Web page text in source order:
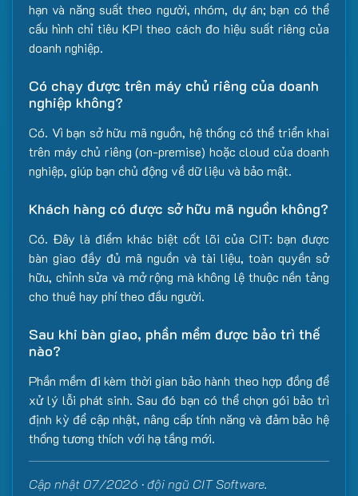
hạn và năng suất theo người, nhóm, dự án; bạn có thể
cấu hình chỉ tiêu KPI theo cách đo hiệu suất riêng của
doanh nghiệp.
Có chạy được trên máy chủ riêng của doanh
nghiệp không?
Có. Vì bạn sở hữu mã nguồn, hệ thống có thể triển khai
trên máy chủ riêng (on-premise) hoặc cloud của doanh
nghiệp, giúp bạn chủ động về dữ liệu và bảo mật.
Khách hàng có được sở hữu mã nguồn không?
Có. Đây là điểm khác biệt cốt lõi của CIT: bạn được
bàn giao đầy đủ mã nguồn và tài liệu, toàn quyền sở
hữu, chỉnh sửa và mở rộng mà không lệ thuộc nền tảng
cho thuê hay phí theo đầu người.
Sau khi bàn giao, phần mềm được bảo trì thế
nào?
Phần mềm đi kèm thời gian bảo hành theo hợp đồng để
xử lý lỗi phát sinh. Sau đó bạn có thể chọn gói bảo trì
định kỳ để cập nhật, nâng cấp tính năng và đảm bảo hệ
thống tương thích với hạ tầng mới.
Cập nhật 07/2026 · đội ngũ CIT Software.